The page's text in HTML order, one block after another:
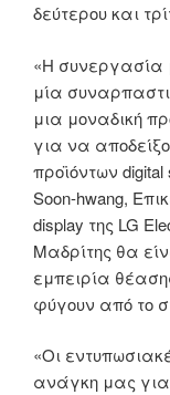
δεύτερου και
«Η συνεργασία
μία
μια μοναδική
για να
προϊόντων
Soon-hwang,
display της LG
Μαδρίτης θα
εμπειρία
φύγουν από το
«Οι
ανάγκη μας για